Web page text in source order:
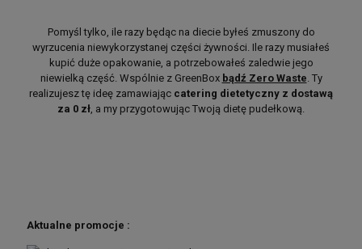
Pomyśl tylko, ile razy będąc na diecie byłeś zmuszony do
wyrzucenia niewykorzystanej części żywności. Ile razy musiałeś
kupić duże opakowanie, a potrzebowałeś zaledwie jego
niewielką część. Wspólnie z GreenBox bądź Zero Waste. Ty
realizujesz tę ideę zamawiając catering dietetyczny z dostawą
za 0 zł, a my przygotowując Twoją dietę pudełkową.
Aktualne promocje :